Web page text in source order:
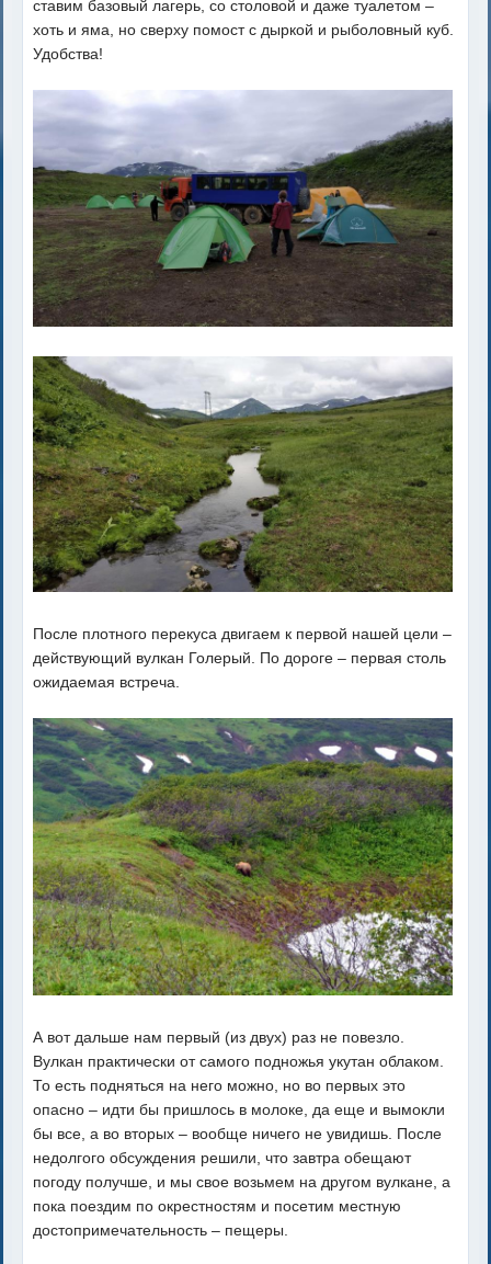
ставим базовый лагерь, со столовой и даже туалетом –
хоть и яма, но сверху помост с дыркой и рыболовный куб.
Удобства!
После плотного перекуса двигаем к первой нашей цели –
действующий вулкан Голерый. По дороге – первая столь
ожидаемая встреча.
А вот дальше нам первый (из двух) раз не повезло.
Вулкан практически от самого подножья укутан облаком.
То есть подняться на него можно, но во первых это
опасно – идти бы пришлось в молоке, да еще и вымокли
бы все, а во вторых – вообще ничего не увидишь. После
недолгого обсуждения решили, что завтра обещают
погоду получше, и мы свое возьмем на другом вулкане, а
пока поездим по окрестностям и посетим местную
достопримечательность – пещеры.